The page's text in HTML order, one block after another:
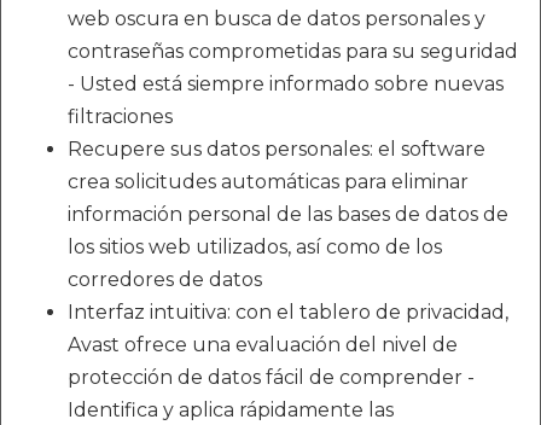
web oscura en busca de datos personales y
contraseñas comprometidas para su seguridad
- Usted está siempre informado sobre nuevas
filtraciones
Recupere sus datos personales: el software
crea solicitudes automáticas para eliminar
información personal de las bases de datos de
los sitios web utilizados, así como de los
corredores de datos
Interfaz intuitiva: con el tablero de privacidad,
Avast ofrece una evaluación del nivel de
protección de datos fácil de comprender -
Identifica y aplica rápidamente las